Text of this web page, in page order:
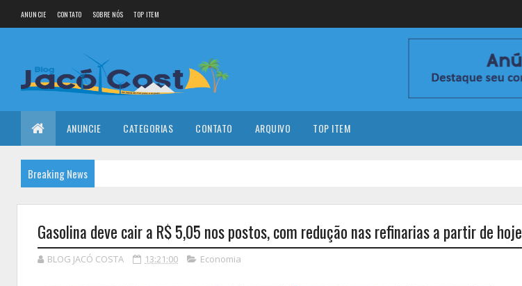
ANUNCIE CONTATO SOBRE NÓS TOP ITEM
ANUNCIE CATEGORIAS CONTATO ARQUIVO TOP ITEM
Breaking News
Gasolina deve cair a R$ 5,05 nos postos, com redução nas refinarias a partir de hoje
BLOG JACÓ COSTA 13:21:00 Economia